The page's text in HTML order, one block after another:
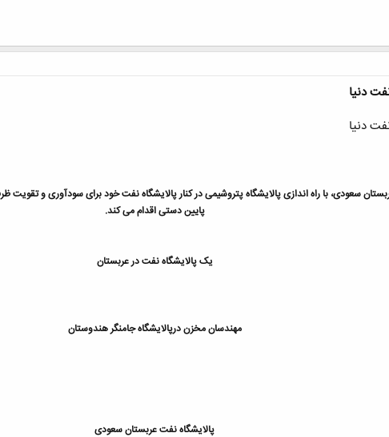
دنیا
دنیا
سعودی، با راه اندازی پالایشگاه پتروشیمی در کنار پالایشگاه نفت خود برای سودآوری و تقویت
پایین دستی اقدام می کند.
یک پالایشگاه نفت در عربستان
مهندسان مخزن درپالایشگاه جامنگر هندوستان
پالایشگاه نفت عربستان سعودی